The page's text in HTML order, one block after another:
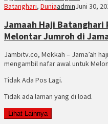
Batanghari, DuniaadminJuni 30,
Jamaah Haji Batanghari
Melontar Jumroh di
Jambitv.co, Mekkah – Jama’ah
mengambil nafar awal untuk
Tidak Ada Pos Lagi.
Tidak ada laman yang di load.
Lihat Lainnya